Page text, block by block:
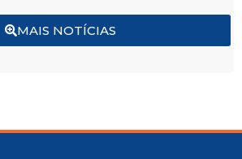
MAIS NOTÍCIAS